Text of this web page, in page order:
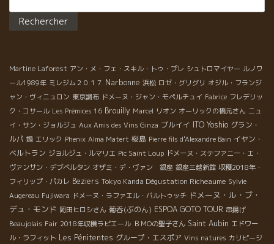
シム・マニョン＊Maxime Magnon (コルビエール) ラングドック
地方でブルゴーニュの爽やかさ、深み、そして南仏の太陽を絶妙
りとヴァニラのようなふくよかな香りも備える。 – Rozeta ロゼタ
2010 カリニャン主体(40%)＋グルナッシュ＋サンソー。力強い
が、酸味とのバランスが絶妙。 – Campagnès コンパニエス2010
カリニャン。スパイシーでコクがある。 ドメーヌ・デ・フラー・
ルージュのジャン・フランソワ・ニック＊Domaine des Foulards
Rouges, Jean François Nicq (ルシヨン) 誰もが認めるルシオン
地方の最高峰！トップ・オブ・ザ・トップ自然派ワイン！ – Soif
du mal blanc ソワフ・デュ・マル 白 2010 グルナッシュ・ブ
ラン、マカブ、ミュスカ。リンゴのような爽やかな風味。フレッ
シュ。アペリティフには理想的な一本。 – Soif du mal rouge ソ
ワフ・デュ・マル 赤 2010 シラー、グルナッシュ。まっすぐで
綺麗な酸味が特徴。 – Glaneuses グラヌーズ 2010 グルナッシ
ュ、シラー。フルーティーでフレッシュさを感じる。 – Glaneurs
Martine Laforest アン・メ・フェ・スキル・トゥ・プレ シュトロマイヤー ルノワ
ール1989年 ミレジム２０１７ Narbonne 浜松 ロゼ・グリグリ オジル・フランジ
ャン・ヴィニュロン 東京調布 ドメーヌ・ジャン・モペルチュイ Fabrice フレデリッ
ク・コサール Les Prémices 16 Brouilly Marcel リオン オーリックの橋元さん ニュ
イ・サン・ジョルジュ Aux Amis des Vins Ginza ブルイイ ITO Yoshio グラン・
ルパ 鍋 エリック Phenix Alma Matert 桜島 Pierre fils d'Alexandre Bain イヤン・
ベルトラン ジョルジュ・ルマリエ Pic Saint Loup ドメーヌ・ステファニー・エ・
ヴァンサン・デブベルタン オザミ・デ・ヴァン 銀座 銀座三越新館 収穫2018年・
フィリップ・パカレ Beziers Tokyo Kanda Dégustation Richeaume Sylvie
Augereau Fujiwara ドメーヌ・ラファエル・バルトゥッチ ドメーヌ・ル・ブ・
デュ・モンド 岡田ヒロシさん 葡呑(ぶのん) ESPOA GOTO TOUR 串揚げ
Beaujolais Fair 2018年収穫ラピエール ＢＭОの聖子さん Saint Aubin エドワー
ル・ラフィット Les Pénitentes グループ・エスポア Vins natures カリピージ